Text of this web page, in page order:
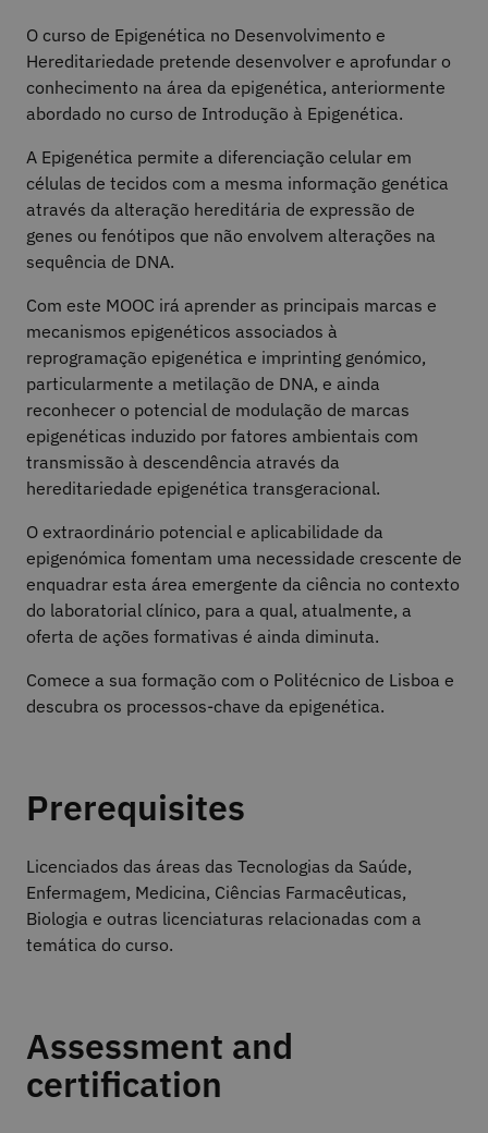
O curso de Epigenética no Desenvolvimento e
Hereditariedade pretende desenvolver e aprofundar o
conhecimento na área da epigenética, anteriormente
abordado no curso de Introdução à Epigenética.
A Epigenética permite a diferenciação celular em
células de tecidos com a mesma informação genética
através da alteração hereditária de expressão de
genes ou fenótipos que não envolvem alterações na
sequência de DNA.
Com este MOOC irá aprender as principais marcas e
mecanismos epigenéticos associados à
reprogramação epigenética e imprinting genómico,
particularmente a metilação de DNA, e ainda
reconhecer o potencial de modulação de marcas
epigenéticas induzido por fatores ambientais com
transmissão à descendência através da
hereditariedade epigenética transgeracional.
O extraordinário potencial e aplicabilidade da
epigenómica fomentam uma necessidade crescente de
enquadrar esta área emergente da ciência no contexto
do laboratorial clínico, para a qual, atualmente, a
oferta de ações formativas é ainda diminuta.
Comece a sua formação com o Politécnico de Lisboa e
descubra os processos-chave da epigenética.
Prerequisites
Licenciados das áreas das Tecnologias da Saúde,
Enfermagem, Medicina, Ciências Farmacêuticas,
Biologia e outras licenciaturas relacionadas com a
temática do curso.
Assessment and
certification